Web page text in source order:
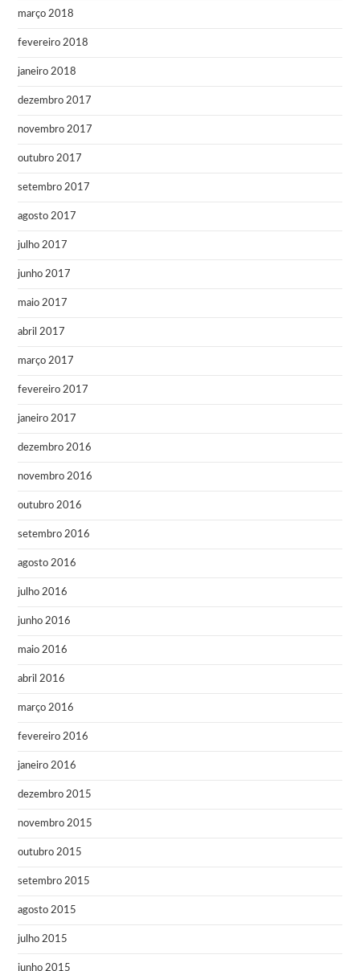
março 2018
fevereiro 2018
janeiro 2018
dezembro 2017
novembro 2017
outubro 2017
setembro 2017
agosto 2017
julho 2017
junho 2017
maio 2017
abril 2017
março 2017
fevereiro 2017
janeiro 2017
dezembro 2016
novembro 2016
outubro 2016
setembro 2016
agosto 2016
julho 2016
junho 2016
maio 2016
abril 2016
março 2016
fevereiro 2016
janeiro 2016
dezembro 2015
novembro 2015
outubro 2015
setembro 2015
agosto 2015
julho 2015
junho 2015